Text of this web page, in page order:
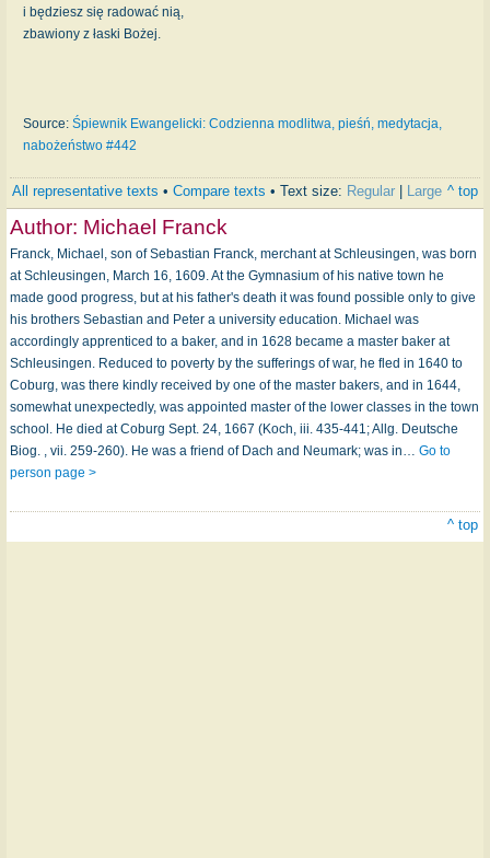
i będziesz się radować nią,
zbawiony z łaski Bożej.
Source: Śpiewnik Ewangelicki: Codzienna modlitwa, pieśń, medytacja,
nabożeństwo #442
All representative texts • Compare texts • Text size: Regular Large ^ top
Author: Michael Franck
Franck, Michael, son of Sebastian Franck, merchant at Schleusingen, was born
at Schleusingen, March 16, 1609. At the Gymnasium of his native town he
made good progress, but at his father's death it was found possible only to give
his brothers Sebastian and Peter a university education. Michael was
accordingly apprenticed to a baker, and in 1628 became a master baker at
Schleusingen. Reduced to poverty by the sufferings of war, he fled in 1640 to
Coburg, was there kindly received by one of the master bakers, and in 1644,
somewhat unexpectedly, was appointed master of the lower classes in the town
school. He died at Coburg Sept. 24, 1667 (Koch, iii. 435-441; Allg. Deutsche
Biog. , vii. 259-260). He was a friend of Dach and Neumark; was in… Go to
person page >
^ top